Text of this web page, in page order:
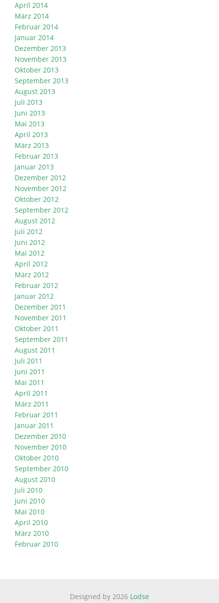
April 2014
März 2014
Februar 2014
Januar 2014
Dezember 2013
November 2013
Oktober 2013
September 2013
August 2013
Juli 2013
Juni 2013
Mai 2013
April 2013
März 2013
Februar 2013
Januar 2013
Dezember 2012
November 2012
Oktober 2012
September 2012
August 2012
Juli 2012
Juni 2012
Mai 2012
April 2012
März 2012
Februar 2012
Januar 2012
Dezember 2011
November 2011
Oktober 2011
September 2011
August 2011
Juli 2011
Juni 2011
Mai 2011
April 2011
März 2011
Februar 2011
Januar 2011
Dezember 2010
November 2010
Oktober 2010
September 2010
August 2010
Juli 2010
Juni 2010
Mai 2010
April 2010
März 2010
Februar 2010
Designed by 2026 Lodse